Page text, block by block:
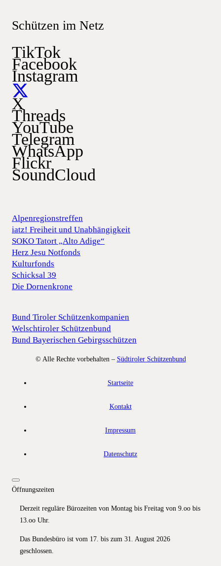
Schützen im Netz
TikTok
Facebook
Instagram
X
Threads
YouTube
Telegram
WhatsApp
Flickr
SoundCloud
Alpenregionstreffen
iatz! Freiheit und Unabhängigkeit
SOKO Tatort „Alto Adige“
Herz Jesu Notfonds
Kulturfonds
Schicksal 39
Die Dornenkrone
Bund Tiroler Schützenkompanien
Welschtiroler Schützenbund
Bund Bayerischen Gebirgsschützen
© Alle Rechte vorbehalten – Südtiroler Schützenbund
Startseite
Kontakt
Impressum
Datenschutz
Öffnungszeiten
Derzeit reguläre Bürozeiten von Montag bis Freitag von 9.oo bis
13.oo Uhr.
Das Bundesbüro ist vom 17. bis zum 31. August 2026
geschlossen.